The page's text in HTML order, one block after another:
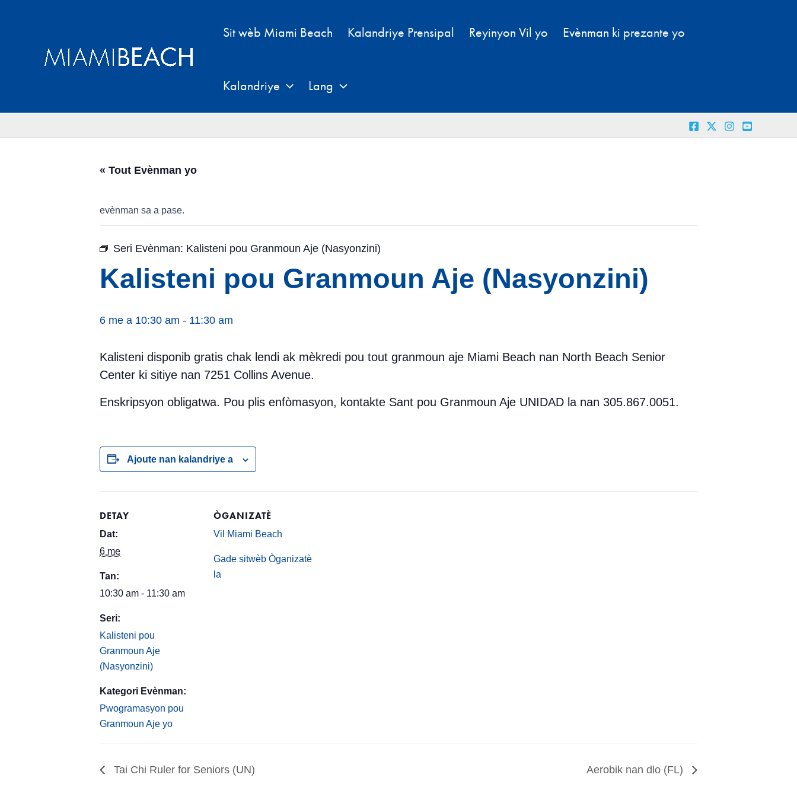
Sit wèb Miami Beach Kalandriye Prensipal Reyinyon Vil yo Evènman ki prezante yo
Kalandriye Lang
« Tout Evènman yo
evènman sa a pase.
Seri Evènman: Kalisteni pou Granmoun Aje (Nasyonzini)
Kalisteni pou Granmoun Aje (Nasyonzini)
6 me a 10:30 am - 11:30 am
Kalisteni disponib gratis chak lendi ak mèkredi pou tout granmoun aje Miami Beach nan North Beach Senior
Center ki sitiye nan 7251 Collins Avenue.
Enskripsyon obligatwa. Pou plis enfòmasyon, kontakte Sant pou Granmoun Aje UNIDAD la nan 305.867.0051.
Ajoute nan kalandriye a
DETAY
Dat:
6 me
Tan:
10:30 am - 11:30 am
Seri:
Kalisteni pou
Granmoun Aje
(Nasyonzini)
Kategori Evènman:
Pwogramasyon pou
Granmoun Aje yo
ÒGANIZATÈ
Vil Miami Beach
Gade sitwèb Òganizatè
la
Tai Chi Ruler for Seniors (UN) Aerobik nan dlo (FL)